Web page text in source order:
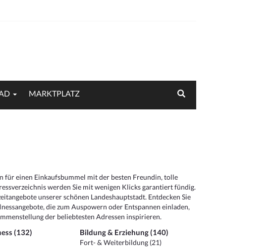
MARKTPLATZ
für einen Einkaufsbummel mit der besten Freundin, tolle
werden Sie mit wenigen Klicks garantiert fündig.
unserer schönen Landeshauptstadt. Entdecken Sie
die zum Auspowern oder Entspannen einladen,
der beliebtesten Adressen inspirieren.
(132) Bildung & Erziehung (140)
Fort- & Weiterbildung (21)